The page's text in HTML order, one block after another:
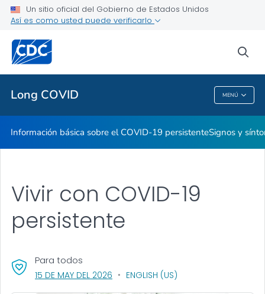
Un sitio oficial del Gobierno de Estados Unidos
Así es como usted puede verificarlo
Long COVID MENÚ
Salud pública
Long COVID
Información básica sobre el COVID-19 persistenteSignos y
Vivir con COVID-19
persistente
Para todos
15 DE MAY DEL 2026 , VISIT LINK FOR DETAILS.
ENGLISH (US)